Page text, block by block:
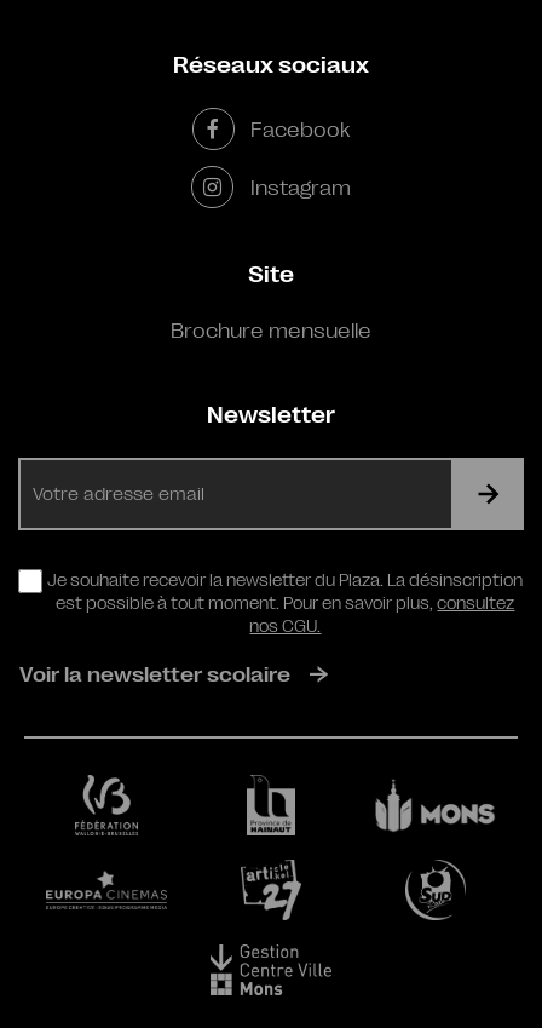
Réseaux sociaux
Facebook
Instagram
Site
Brochure mensuelle
Newsletter
RGPD
Je souhaite recevoir la newsletter du Plaza. La désinscription
est possible à tout moment. Pour en savoir plus,consultez
nos CGU.
Voir la newsletter scolaire